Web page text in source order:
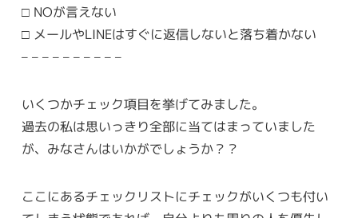
□ NOが言えない
□ メールやLINEはすぐに返信しないと落ち着かない
– – – – – – – – – –
いくつかチェック項目を挙げてみました。
過去の私は思いっきり全部に当てはまっていました
が、みなさんはいかがでしょうか？？
ここにあるチェックリストにチェックがいくつも付い